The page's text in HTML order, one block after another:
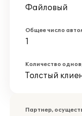
Файловый
Общее число
1
Количество
Толстый
Партнер,